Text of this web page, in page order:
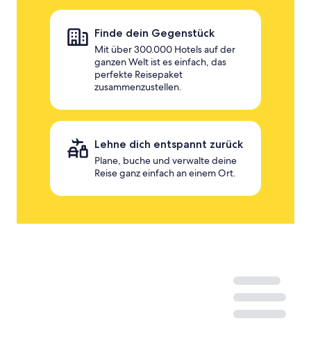
Finde dein Gegenstück
Mit über 300.000 Hotels auf der
ganzen Welt ist es einfach, das
perfekte Reisepaket
zusammenzustellen.
Lehne dich entspannt zurück
Plane, buche und verwalte deine
Reise ganz einfach an einem Ort.